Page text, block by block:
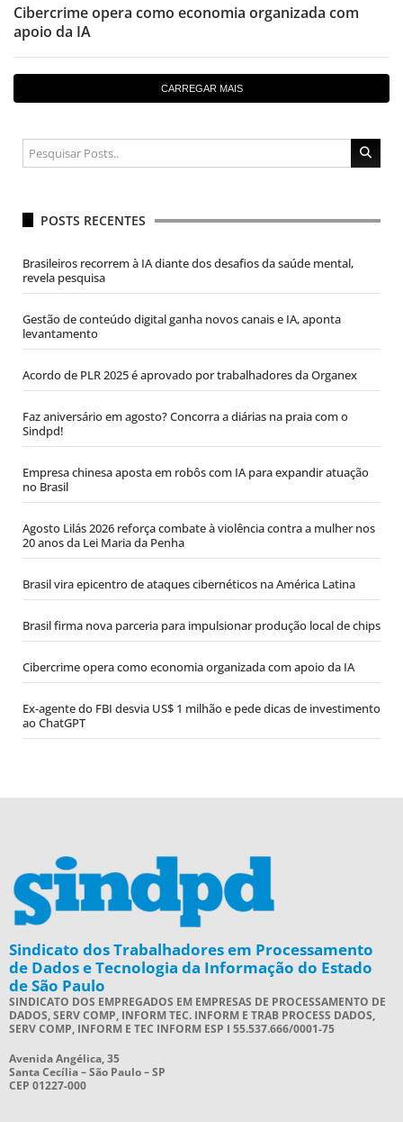
Cibercrime opera como economia organizada com
apoio da IA
CARREGAR MAIS
POSTS RECENTES
Brasileiros recorrem à IA diante dos desafios da saúde mental,
revela pesquisa
Gestão de conteúdo digital ganha novos canais e IA, aponta
levantamento
Acordo de PLR 2025 é aprovado por trabalhadores da Organex
Faz aniversário em agosto? Concorra a diárias na praia com o
Sindpd!
Empresa chinesa aposta em robôs com IA para expandir atuação
no Brasil
Agosto Lilás 2026 reforça combate à violência contra a mulher nos
20 anos da Lei Maria da Penha
Brasil vira epicentro de ataques cibernéticos na América Latina
Brasil firma nova parceria para impulsionar produção local de chips
Cibercrime opera como economia organizada com apoio da IA
Ex-agente do FBI desvia US$ 1 milhão e pede dicas de investimento
ao ChatGPT
Sindicato dos Trabalhadores em Processamento
de Dados e Tecnologia da Informação do Estado
de São Paulo
SINDICATO DOS EMPREGADOS EM EMPRESAS DE PROCESSAMENTO DE
DADOS, SERV COMP, INFORM TEC. INFORM E TRAB PROCESS DADOS,
SERV COMP, INFORM E TEC INFORM ESP I 55.537.666/0001-75
Avenida Angélica, 35
Santa Cecília – São Paulo – SP
CEP 01227-000